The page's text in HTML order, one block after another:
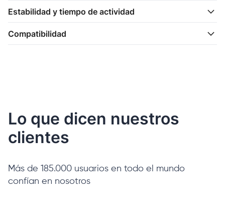
Estabilidad y tiempo de actividad
Compatibilidad
Lo que dicen nuestros
clientes
Más de 185.000 usuarios en todo el mundo
confían en nosotros